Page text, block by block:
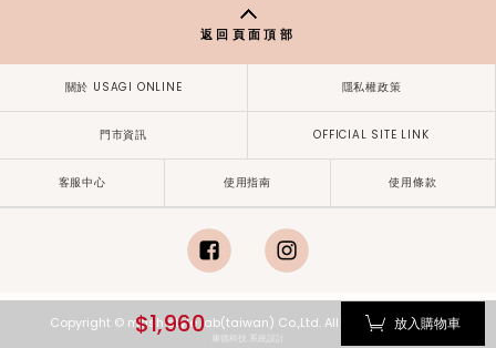
$1,960 放入購物車
返回頁面頂部
關於 USAGI ONLINE 隱私權政策
門市資訊 OFFICIAL SITE LINK
客服中心 使用指南 使用條款
Copyright © mash style lab(taiwan) Co.,Ltd. All Rights Reserved.
康德科技 系統設計